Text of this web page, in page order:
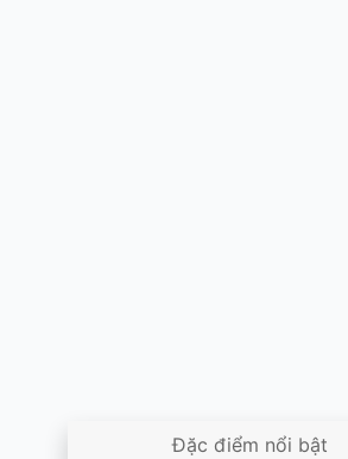
Đặc điểm nổi bật